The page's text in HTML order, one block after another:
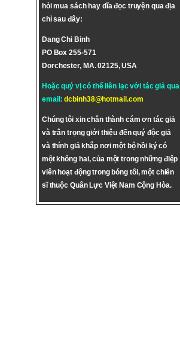
hỏi mua sách hay dĩa đọc truyện qua địa
chỉ sau đây:
Dang Chi Binh
PO Box 255-571
Dorchester, MA. 02125, USA
Hoặc quý vị có thể liên lạc với tác giả qua
email:dcbinh38@hotmail.com
Chúng tôi xin chân thành cám ơn tác giả
và trân trọng giới thiệu đến quý độc giả
và thính giả khắp nơi một bộ hồi ký có
một không hai, của một trong những điệp
viên hoạt động trong bóng tối, một chiến
sĩ thuộc Quân Lực Việt Nam Cộng Hòa.